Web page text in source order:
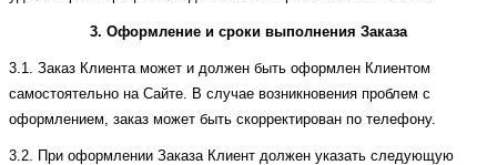
3. Оформление и сроки выполнения Заказа
3.1. Заказ Клиента может и должен быть оформлен Клиентом
самостоятельно на Сайте. В случае возникновения проблем с
оформлением, заказ может быть скорректирован по телефону.
3.2. При оформлении Заказа Клиент должен указать следующую